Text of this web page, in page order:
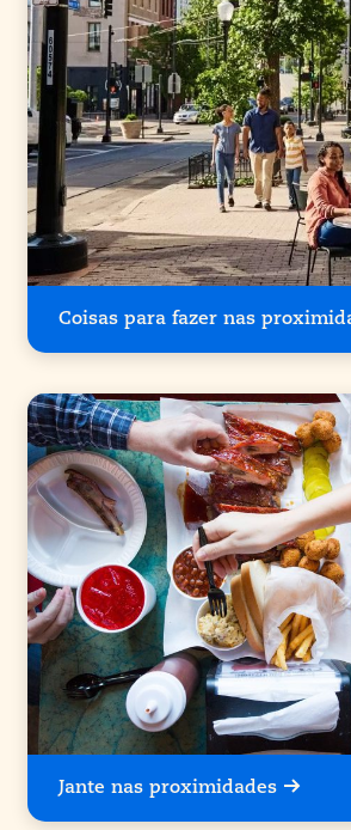
Coisas para fazer nas
Jante nas proximidades